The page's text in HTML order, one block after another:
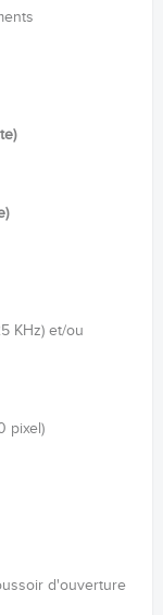
KHz) et/ou
pixel)
d'ouverture